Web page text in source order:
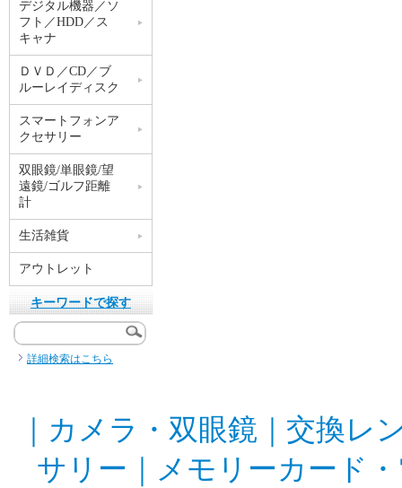
デジタル機器／ソ
フト／HDD／ス
キャナ
ＤＶＤ／CD／ブ
ルーレイディスク
スマートフォンア
クセサリー
双眼鏡/単眼鏡/望
遠鏡/ゴルフ距離
計
生活雑貨
アウトレット
キーワードで探す
詳細検索はこちら
カメラ・双眼鏡
交換レ
サリー
メモリーカード